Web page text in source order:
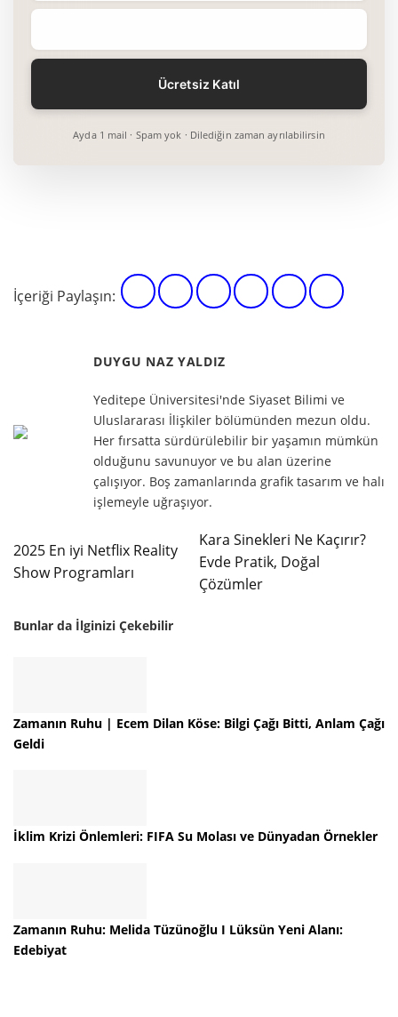
Ayda 1 mail · Spam yok · Dilediğin zaman ayrılabilirsin
İçeriği Paylaşın:
DUYGU NAZ YALDIZ
Yeditepe Üniversitesi'nde Siyaset Bilimi ve
Uluslararası İlişkiler bölümünden mezun oldu.
Her fırsatta sürdürülebilir bir yaşamın mümkün
olduğunu savunuyor ve bu alan üzerine
çalışıyor. Boş zamanlarında grafik tasarım ve halı
işlemeyle uğraşıyor.
2025 En iyi Netflix Reality
Show Programları
Kara Sinekleri Ne Kaçırır?
Evde Pratik, Doğal
Çözümler
Bunlar da İlginizi Çekebilir
Zamanın Ruhu | Ecem Dilan Köse: Bilgi Çağı Bitti, Anlam Çağı
Geldi
İklim Krizi Önlemleri: FIFA Su Molası ve Dünyadan Örnekler
Zamanın Ruhu: Melida Tüzünoğlu I Lüksün Yeni Alanı:
Edebiyat